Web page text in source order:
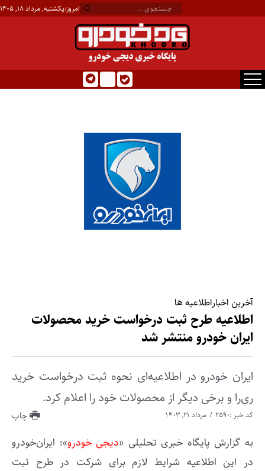
امروز:یکشنبه, مرداد ۱۸, ۱۴۰۵
آخرین اخباراطلاعیه ها
اطلاعیه طرح ثبت درخواست خرید محصولات
ایران خودرو منتشر شد
ایران خودرو در اطلاعیه‌ای نحوه ثبت درخواست خرید
ری‌را و برخی دیگر از محصولات خود را اعلام کرد.
کد خبر :2590 مرداد ۲۱, ۱۴۰۳ چاپ
به گزارش پایگاه خبری تحلیلی «دیجی خودرو»؛ ایران‌خودرو
در این اطلاعیه شرایط لازم برای شرکت در طرح ثبت‌